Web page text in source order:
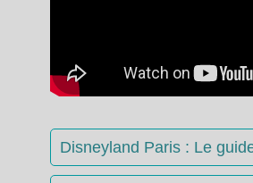
Disneyland Paris : Le